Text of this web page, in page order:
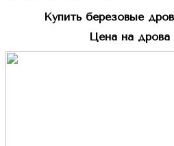
Купить березовые
Цена на дрова